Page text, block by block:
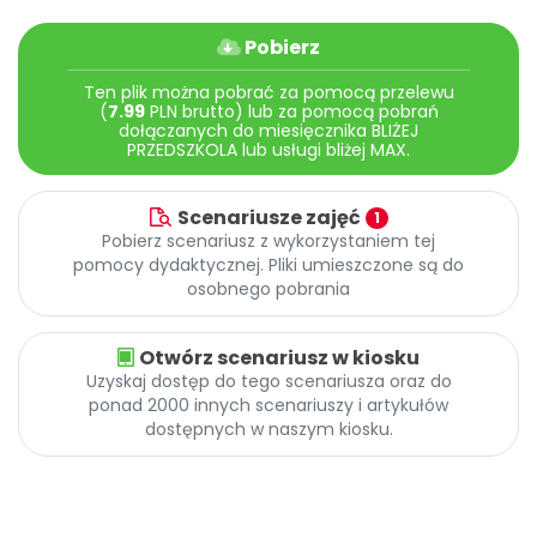
Pobierz
Ten plik można pobrać za pomocą przelewu
(7.99PLN brutto) lub za pomocą pobrań
dołączanych do miesięcznika BLIŻEJ
PRZEDSZKOLA lub usługi bliżej MAX.
Scenariusze zajęć 1
Pobierz scenariusz z wykorzystaniem tej
pomocy dydaktycznej. Pliki umieszczone są do
osobnego pobrania
Otwórz scenariusz w kiosku
Uzyskaj dostęp do tego scenariusza oraz do
ponad 2000 innych scenariuszy i artykułów
dostępnych w naszym kiosku.